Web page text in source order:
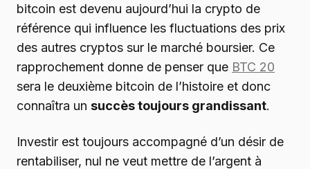
bitcoin est devenu aujourd’hui la crypto de
référence qui influence les fluctuations des prix
des autres cryptos sur le marché boursier. Ce
rapprochement donne de penser que BTC 20
sera le deuxième bitcoin de l’histoire et donc
connaîtra un succès toujours grandissant.
Investir est toujours accompagné d’un désir de
rentabiliser, nul ne veut mettre de l’argent à